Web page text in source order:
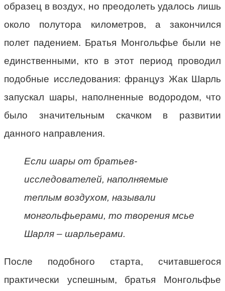
образец в воздух, но преодолеть удалось лишь
около полутора километров, а закончился
полет падением. Братья Монгольфье были не
единственными, кто в этот период проводил
подобные исследования: француз Жак Шарль
запускал шары, наполненные водородом, что
было значительным скачком в развитии
данного направления.
Если шары от братьев-
исследователей, наполняемые
теплым воздухом, называли
монгольфьерами, то творения мсье
Шарля – шарльерами.
После подобного старта, считавшегося
практически успешным, братья Монгольфье